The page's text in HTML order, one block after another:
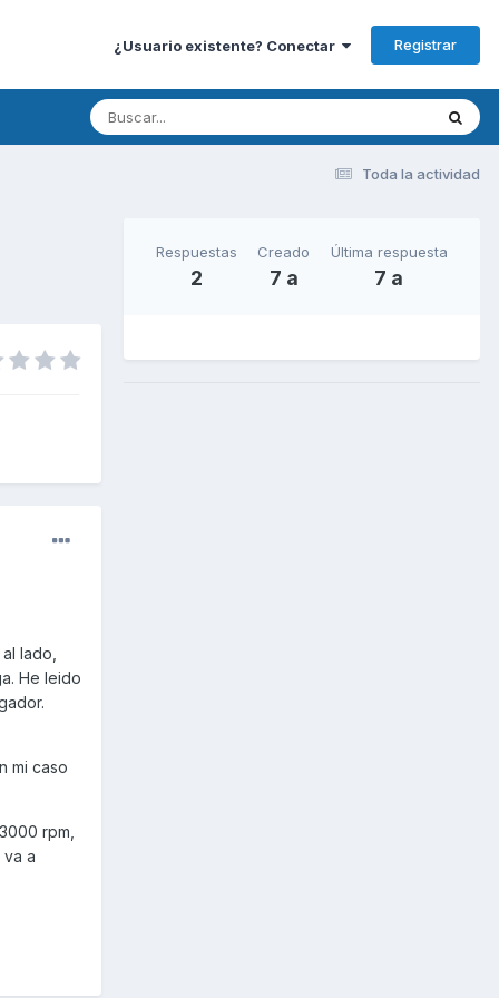
¿Usuario existente? Conectar Registrar
Toda la actividad
lado,
He leido
mi caso
rpm,
a
Respuestas
2
Creado
7 a
Última respuesta
7 a